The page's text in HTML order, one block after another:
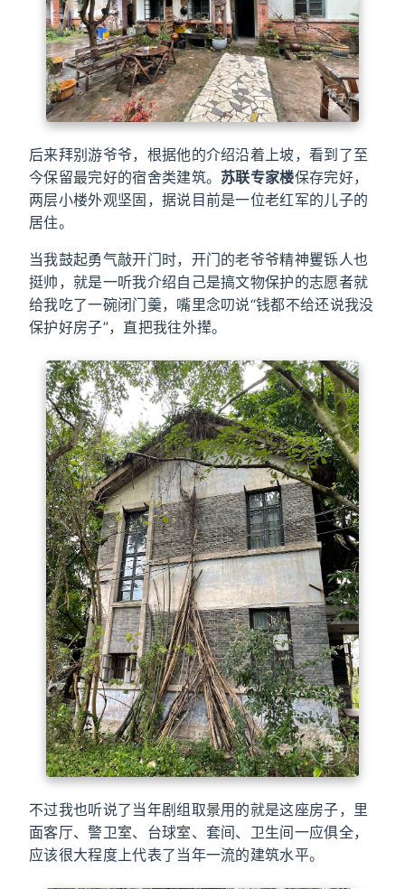
后来拜别游爷爷，根据他的介绍沿着上坡，看到了至
今保留最完好的宿舍类建筑。 苏联专家楼保存完好，
两层小楼外观坚固，据说目前是一位老红军的儿子的
居住。
当我鼓起勇气敲开门时，开门的老爷爷精神矍铄人也
挺帅，就是一听我介绍自己是搞文物保护的志愿者就
给我吃了一碗闭门羹，嘴里念叨说“钱都不给还说我没
保护好房子”，直把我往外撵。
不过我也听说了当年剧组取景用的就是这座房子，里
面客厅、警卫室、台球室、套间、卫生间一应俱全，
应该很大程度上代表了当年一流的建筑水平。